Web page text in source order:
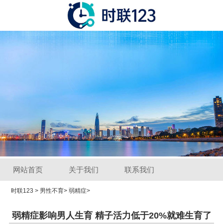
网站首页 关于我们 联系我们
时联123 > 男性不育>弱精症>
弱精症影响男人生育 精子活力低于20%就难生育了